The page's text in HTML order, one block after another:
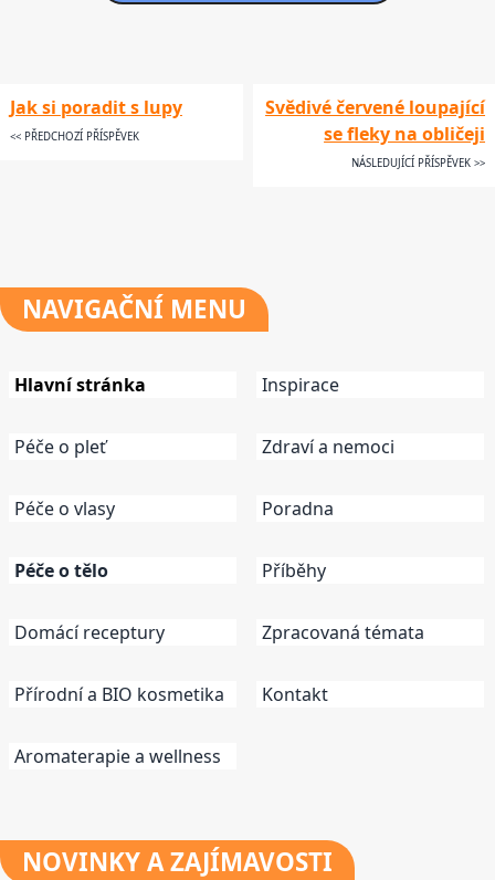
Jak si poradit s lupy
<< PŘEDCHOZÍ PŘÍSPĚVEK
Svědivé červené loupající
se fleky na obličeji
NÁSLEDUJÍCÍ PŘÍSPĚVEK >>
NAVIGAČNÍ MENU
Hlavní stránka
Péče o pleť
Péče o vlasy
Péče o tělo
Domácí receptury
Přírodní a BIO kosmetika
Aromaterapie a wellness
Inspirace
Zdraví a nemoci
Poradna
Příběhy
Zpracovaná témata
Kontakt
NOVINKYA ZAJÍMAVOSTI